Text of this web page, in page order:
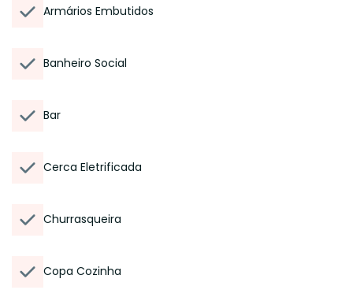
Armários Embutidos
Banheiro Social
Bar
Cerca Eletrificada
Churrasqueira
Copa Cozinha